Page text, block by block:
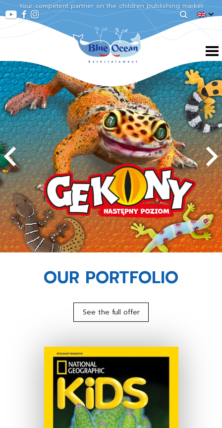
Your competent partner on the children publishing market
OUR PORTFOLIO
See the full offer